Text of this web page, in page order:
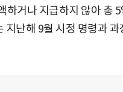
하거나 지급하지 않아 총
지난해 9월 시정 명령과